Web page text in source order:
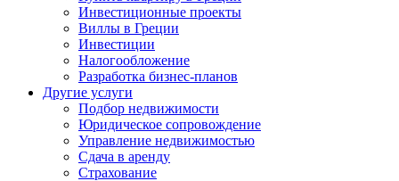
Инвестиционные проекты
Виллы в Греции
Инвестиции
Налогообложение
Разработка бизнес-планов
Другие услуги
Подбор недвижимости
Юридическое сопровождение
Управление недвижимостью
Сдача в аренду
Страхование